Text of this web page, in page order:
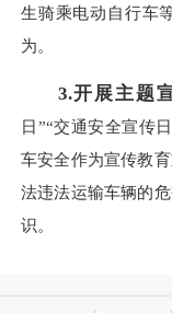
生骑乘电动自行车
为。
3.开展主题
日”“交通安全宣传
车安全作为宣传教
法违法运输车辆的
识。